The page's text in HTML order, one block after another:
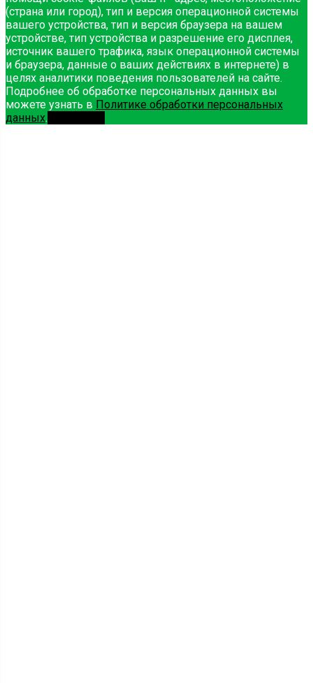
(страна или город), тип и версия операционной системы
вашего устройства, тип и версия браузера на вашем
устройстве, тип устройства и разрешение его дисплея,
источник вашего трафика, язык операционной системы
и браузера, данные о ваших действиях в интернете) в
целях аналитики поведения пользователей на сайте.
Подробнее об обработке персональных данных вы
можете узнать в Политике обработки персональных
данных.